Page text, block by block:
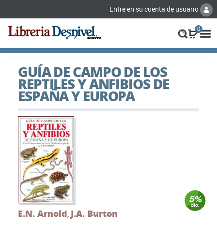
Entre en su cuenta de usuario
0
GUÍA DE CAMPO DE LOS
REPTILES Y ANFIBIOS DE
ESPAÑA Y EUROPA
E.N. Arnold, J.A. Burton